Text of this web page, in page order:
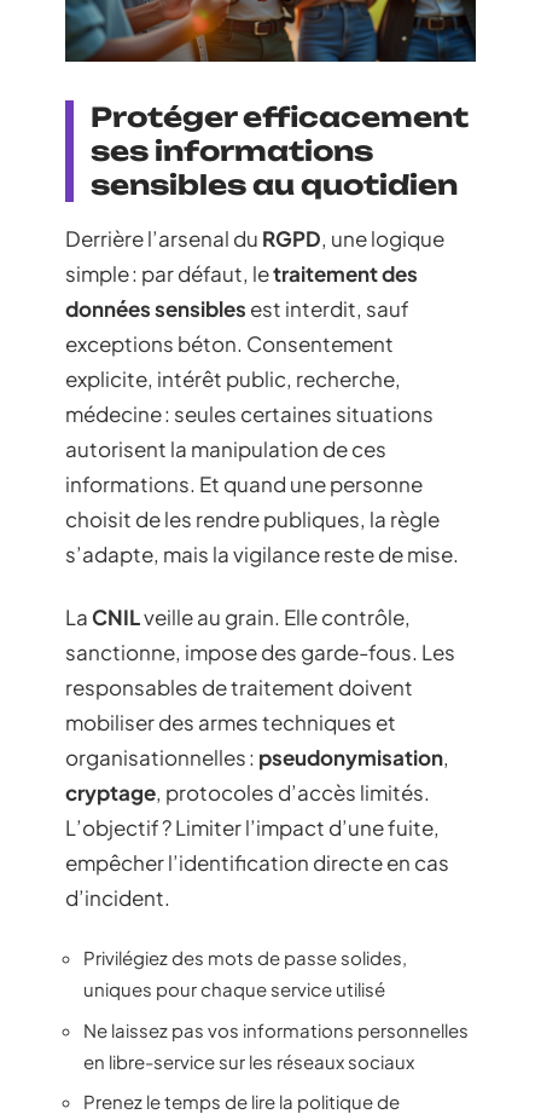
Protéger efficacement
ses informations
sensibles au quotidien
Derrière l’arsenal du RGPD, une logique
simple : par défaut, letraitement des
données sensibles est interdit, sauf
exceptions béton. Consentement
explicite, intérêt public, recherche,
médecine : seules certaines situations
autorisent la manipulation de ces
informations. Et quand une personne
choisit de les rendre publiques, la règle
s’adapte, mais la vigilance reste de mise.
LaCNILveille au grain. Elle contrôle,
sanctionne, impose des garde-fous. Les
responsables de traitement doivent
mobiliser des armes techniques et
organisationnelles : pseudonymisation,
cryptage, protocoles d’accès limités.
L’objectif ? Limiter l’impact d’une fuite,
empêcher l’identification directe en cas
d’incident.
Privilégiez des mots de passe solides,
uniques pour chaque service utilisé
Ne laissez pas vos informations personnelles
en libre-service sur les réseaux sociaux
Prenez le temps de lire la politique de